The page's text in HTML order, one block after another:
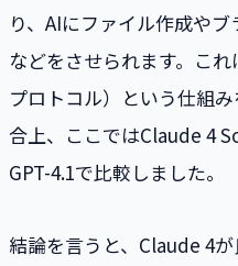
り、AIにファイル作成や
などをさせられます。こ
プロトコル）という仕組
合上、ここではClaude 4
GPT-4.1で比較しました。
結論を言うと、Claude 4